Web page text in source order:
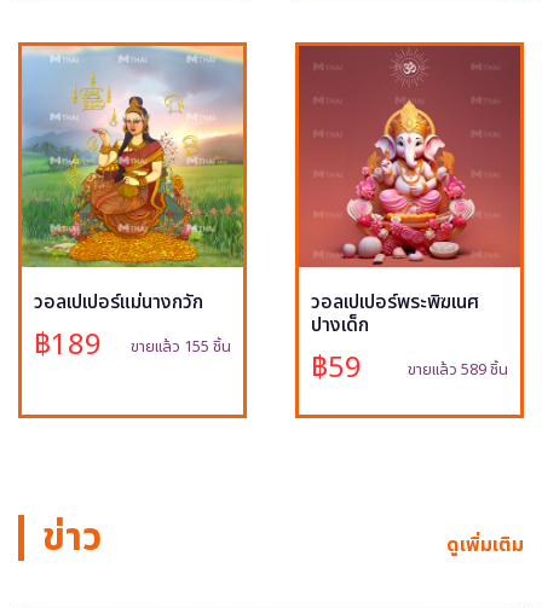
วอลเปเปอร์แม่นางกวัก
฿189 ขายแล้ว 155 ชิ้น
วอลเปเปอร์พระพิฆเนศ
ปางเด็ก
฿59 ขายแล้ว 589 ชิ้น
ข่าว ดูเพิ่มเติม